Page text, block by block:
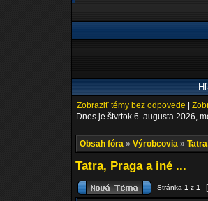
Zobraziť témy bez odpovede
Dnes je štvrtok 6. augusta 2026,
Obsah fóra » Výrobcovia »
Tatra, Praga a iné ...
Stránka 1 z 1